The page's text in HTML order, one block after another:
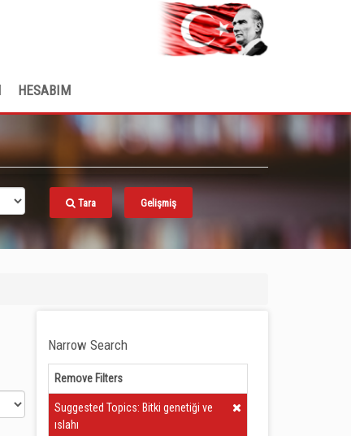
HESABIM
Tara Gelişmiş
Narrow Search
Remove Filters
Clear Filter
Suggested Topics: Bitki genetiği ve
ıslahı